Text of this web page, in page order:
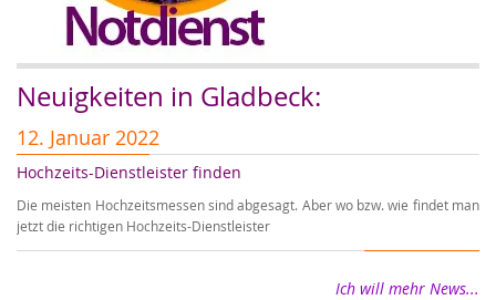
Neuigkeiten in Gladbeck:
12. Januar 2022
Hochzeits-Dienstleister finden
Die meisten Hochzeitsmessen sind abgesagt. Aber wo bzw. wie findet man
jetzt die richtigen Hochzeits-Dienstleister
Ich will mehr News...